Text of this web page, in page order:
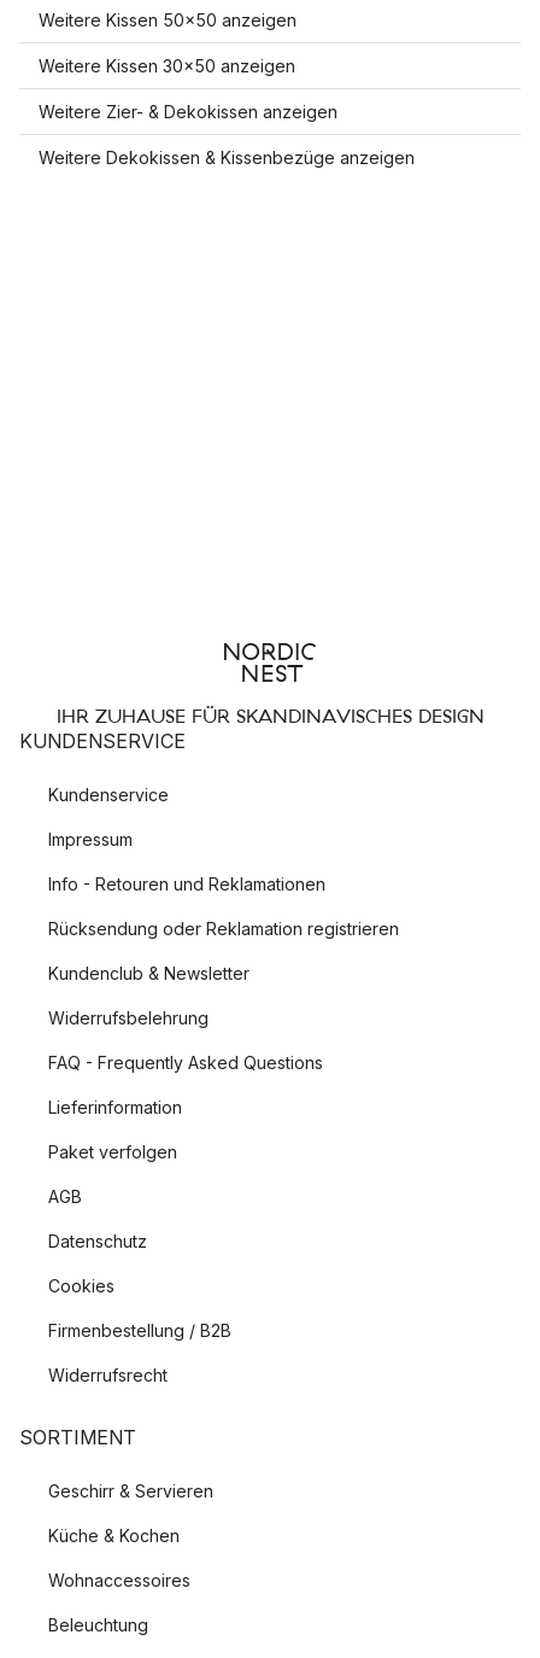
Weitere Kissen 50x50 anzeigen
Weitere Kissen 30x50 anzeigen
Weitere Zier- & Dekokissen anzeigen
Weitere Dekokissen & Kissenbezüge anzeigen
IHR ZUHAUSE FÜR SKANDINAVISCHES DESIGN
KUNDENSERVICE
Kundenservice
Impressum
Info - Retouren und Reklamationen
Rücksendung oder Reklamation registrieren
Kundenclub & Newsletter
Widerrufsbelehrung
FAQ - Frequently Asked Questions
Lieferinformation
Paket verfolgen
AGB
Datenschutz
Cookies
Firmenbestellung / B2B
Widerrufsrecht
SORTIMENT
Geschirr & Servieren
Küche & Kochen
Wohnaccessoires
Beleuchtung